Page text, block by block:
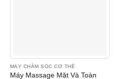
MÁY CHĂM SÓC CƠ THỂ
Máy Massage Mặt Và Toàn